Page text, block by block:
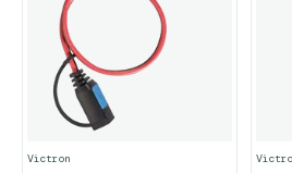
Victron